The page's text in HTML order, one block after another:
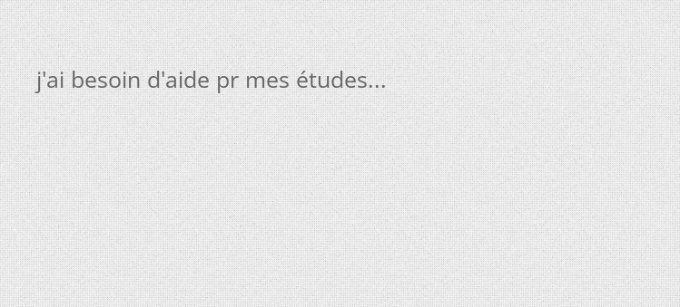
j'ai besoin d'aide pr mes études...